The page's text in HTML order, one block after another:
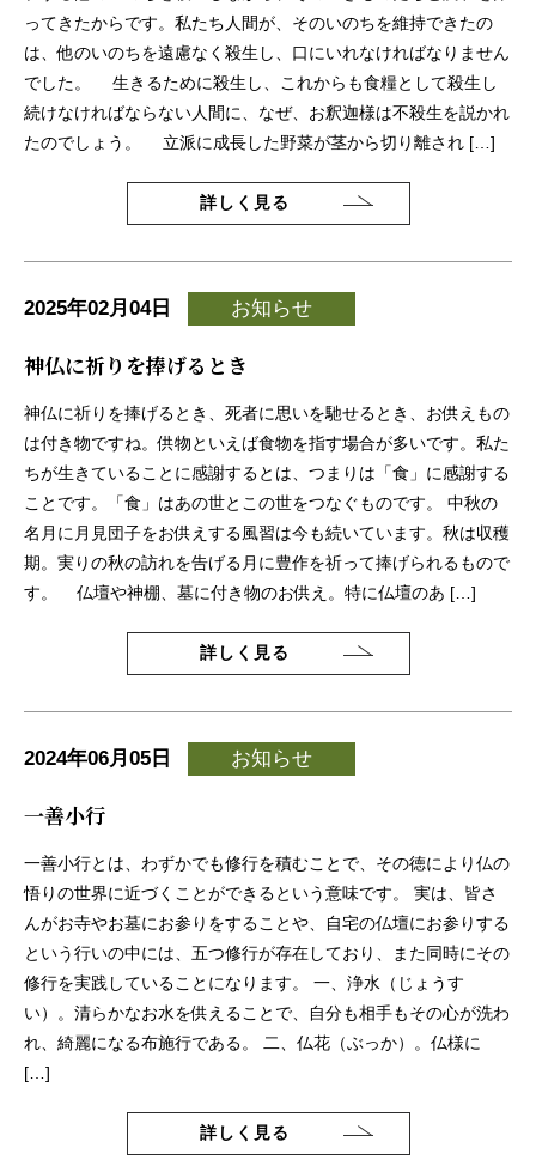
ってきたからです。私たち人間が、そのいのちを維持できたの
は、他のいのちを遠慮なく殺生し、口にいれなければなりません
でした。 生きるために殺生し、これからも食糧として殺生し
続けなければならない人間に、なぜ、お釈迦様は不殺生を説かれ
たのでしょう。 立派に成長した野菜が茎から切り離され […]
詳しく見る
2025年02月04日 お知らせ
神仏に祈りを捧げるとき
神仏に祈りを捧げるとき、死者に思いを馳せるとき、お供えもの
は付き物ですね。供物といえば食物を指す場合が多いです。私た
ちが生きていることに感謝するとは、つまりは「食」に感謝する
ことです。「食」はあの世とこの世をつなぐものです。 中秋の
名月に月見団子をお供えする風習は今も続いています。秋は収穫
期。実りの秋の訪れを告げる月に豊作を祈って捧げられるもので
す。 仏壇や神棚、墓に付き物のお供え。特に仏壇のあ […]
詳しく見る
2024年06月05日 お知らせ
一善小行
一善小行とは、わずかでも修行を積むことで、その徳により仏の
悟りの世界に近づくことができるという意味です。 実は、皆さ
んがお寺やお墓にお参りをすることや、自宅の仏壇にお参りする
という行いの中には、五つ修行が存在しており、また同時にその
修行を実践していることになります。 一、浄水（じょうす
い）。清らかなお水を供えることで、自分も相手もその心が洗わ
れ、綺麗になる布施行である。 二、仏花（ぶっか）。仏様に
[…]
詳しく見る